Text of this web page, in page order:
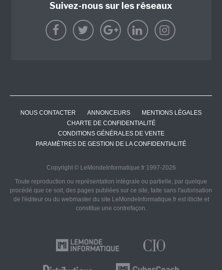
Suivez-nous sur les réseaux
NOUS CONTACTER ANNONCEURS
MENTIONS LÉGALES
CHARTE DE CONFIDENTIALITÉ
CONDITIONS GÉNÉRALES DE VENTE
PARAMÈTRES DE GESTION DE LA CONFIDENTIALITÉ
Copyright © LeMondeInformatique.fr 1997-2026
Toute reproduction ou représentation intégrale ou partielle, par quelque
procédé que ce soit, des pages publiées sur ce site, faite sans l'autorisation
de l'éditeur ou du webmaster du site LeMondeInformatique.fr est illicite et
constitue une contrefaçon.